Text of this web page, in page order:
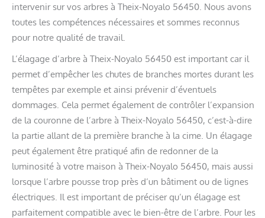
intervenir sur vos arbres à Theix-Noyalo 56450. Nous avons
toutes les compétences nécessaires et sommes reconnus
pour notre qualité de travail.
L’élagage d’arbre à Theix-Noyalo 56450 est important car il
permet d’empêcher les chutes de branches mortes durant les
tempêtes par exemple et ainsi prévenir d’éventuels
dommages. Cela permet également de contrôler l’expansion
de la couronne de l’arbre à Theix-Noyalo 56450, c’est-à-dire
la partie allant de la première branche à la cime. Un élagage
peut également être pratiqué afin de redonner de la
luminosité à votre maison à Theix-Noyalo 56450, mais aussi
lorsque l’arbre pousse trop près d’un bâtiment ou de lignes
électriques. Il est important de préciser qu’un élagage est
parfaitement compatible avec le bien-être de l’arbre. Pour les